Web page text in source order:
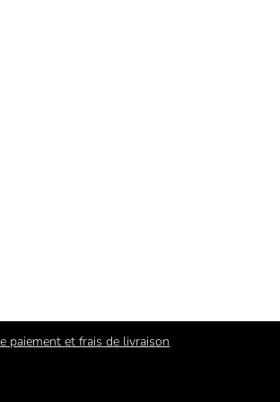
paiement et frais de livraison